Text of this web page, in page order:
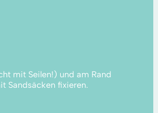
mit Seilen!) und am Rand
Sandsäcken fixieren.